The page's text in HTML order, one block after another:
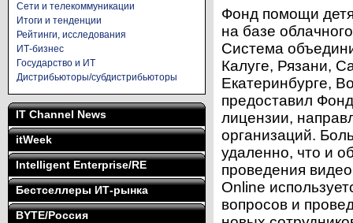
Сети и телекоммуникации
Итоги и тенденции
Рейтинги, исследования
ИТ-бизнес
Государство и ИТ
Дистрибьюторы/субдистрибьюторы
IT Channel News
itWeek
Intelligent Enterprise/RE
Бестселлеры ИТ-рынка
BYTE/Россия
Фонд помощи
на базе
Система
Калуге, Рязани,
Екатеринбурге,
предоставил
лицензии,
организаций.
удаленно, что и
проведения
Online
вопросов и